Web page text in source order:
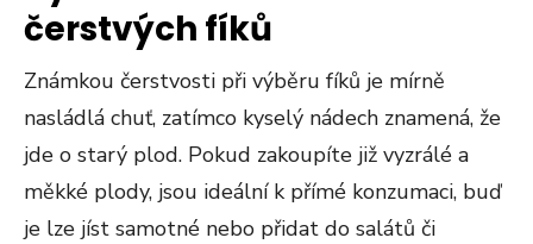
čerstvých fíků
Známkou čerstvosti při výběru fíků je mírně
nasládlá chuť, zatímco kyselý nádech znamená, že
jde o starý plod. Pokud zakoupíte již vyzrálé a
měkké plody, jsou ideální k přímé konzumaci, buď
je lze jíst samotné nebo přidat do salátů či